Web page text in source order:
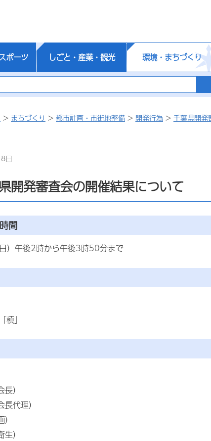
ポーツ しごと・産業・観光 環境・まちづくり
> まちづくり > 都市計画・市街地整備 > 開発行為 > 千葉県開発
日
開発審査会の開催結果について
間
）午後2時から午後3時50分まで
」
）
長代理）
）